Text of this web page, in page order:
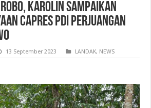
Karolin Sampaikan
Capres PDI Perjuangan
13 September 2023 LANDAK, NEWS